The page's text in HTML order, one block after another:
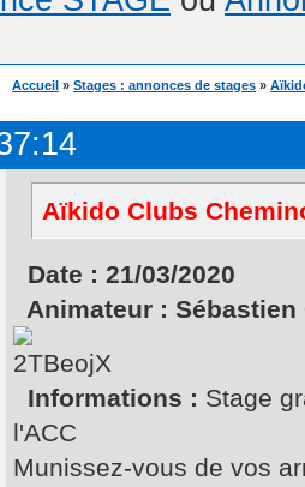
Accueil » Stages : annonces de stages »
Aïkido Clubs
Date : 21/03/2020
Animateur :
Informations : Stage
l'ACC
Munissez-vous de vos